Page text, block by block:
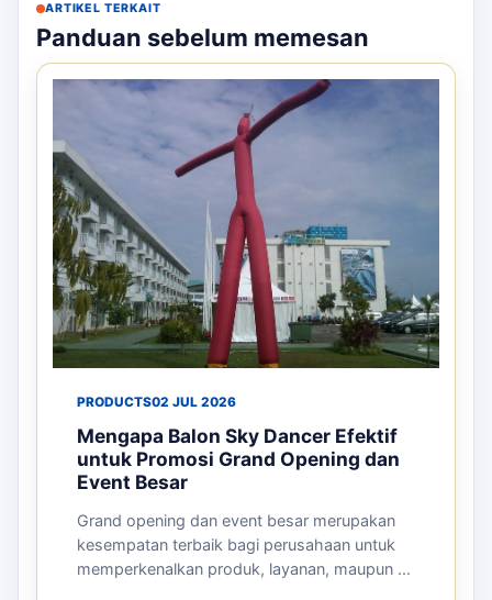
ARTIKEL TERKAIT
Panduan sebelum memesan
PRODUCTS02 JUL 2026
Mengapa Balon Sky Dancer Efektif
untuk Promosi Grand Opening dan
Event Besar
Grand opening dan event besar merupakan
kesempatan terbaik bagi perusahaan untuk
memperkenalkan produk, layanan, maupun ...